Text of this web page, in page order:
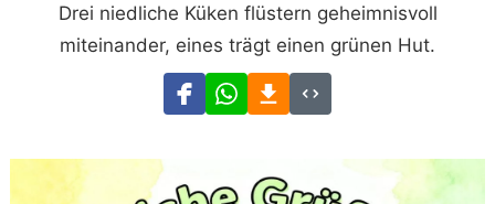
Drei niedliche Küken flüstern geheimnisvoll
miteinander, eines trägt einen grünen Hut.